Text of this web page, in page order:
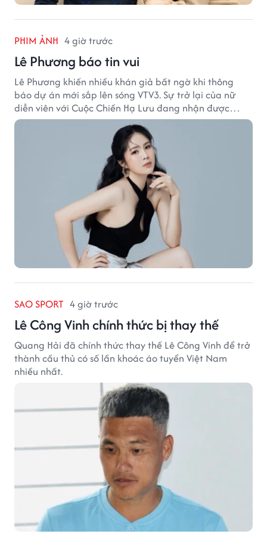
PHIM ẢNH 4 giờ trước
Lê Phương báo tin vui
Lê Phương khiến nhiều khán giả bất ngờ khi thông
báo dự án mới sắp lên sóng VTV3. Sự trở lại của nữ
diễn viên với Cuộc Chiến Hạ Lưu đang nhận được
nhiều sự quan tâm.
SAO SPORT 4 giờ trước
Lê Công Vinh chính thức bị thay thế
Quang Hải đã chính thức thay thế Lê Công Vinh để trở
thành cầu thủ có số lần khoác áo tuyển Việt Nam
nhiều nhất.